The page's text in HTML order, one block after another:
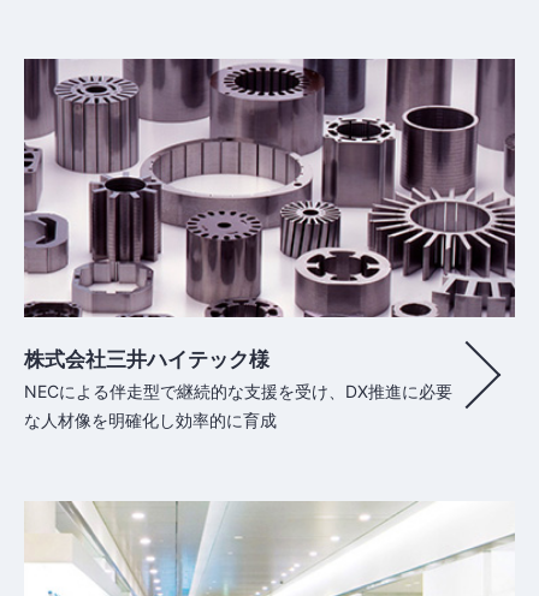
株式会社三井ハイテック様
NECによる伴走型で継続的な支援を受け、DX推進に必要
な人材像を明確化し効率的に育成